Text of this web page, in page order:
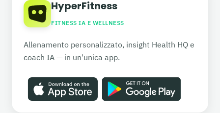
HyperFitness
FITNESS IA E WELLNESS
Allenamento personalizzato, insight Health HQ e
coach IA — in un'unica app.